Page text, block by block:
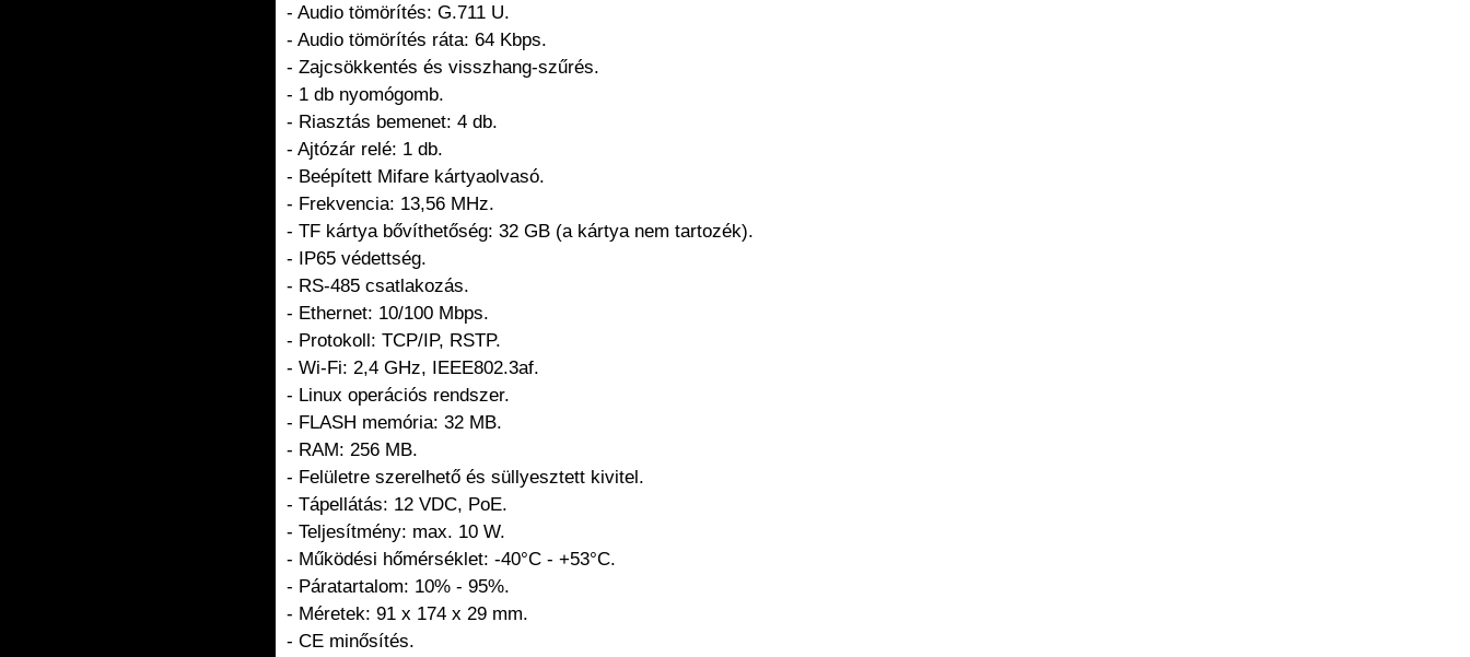
- Audio tömörítés: G.711 U.
- Audio tömörítés ráta: 64 Kbps.
- Zajcsökkentés és visszhang-szűrés.
- 1 db nyomógomb.
- Riasztás bemenet: 4 db.
- Ajtózár relé: 1 db.
- Beépített Mifare kártyaolvasó.
- Frekvencia: 13,56 MHz.
- TF kártya bővíthetőség: 32 GB (a kártya nem tartozék).
- IP65 védettség.
- RS-485 csatlakozás.
- Ethernet: 10/100 Mbps.
- Protokoll: TCP/IP, RSTP.
- Wi-Fi: 2,4 GHz, IEEE802.3af.
- Linux operációs rendszer.
- FLASH memória: 32 MB.
- RAM: 256 MB.
- Felületre szerelhető és süllyesztett kivitel.
- Tápellátás: 12 VDC, PoE.
- Teljesítmény: max. 10 W.
- Működési hőmérséklet: -40°C - +53°C.
- Páratartalom: 10% - 95%.
- Méretek: 91 x 174 x 29 mm.
- CE minősítés.